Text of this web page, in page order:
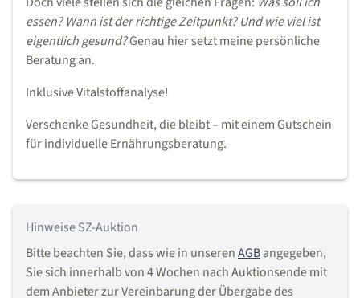
essen? Wann ist der richtige Zeitpunkt? Und wie viel ist
eigentlich gesund?Genau hier setzt meine persönliche
Beratung an.
Inklusive Vitalstoffanalyse!
Verschenke Gesundheit, die bleibt – mit einem Gutschein
für individuelle Ernährungsberatung.
Hinweise SZ-Auktion
Bitte beachten Sie, dass wie in unserenAGBangegeben,
Sie sich innerhalb von 4 Wochen nach Auktionsende mit
dem Anbieter zur Vereinbarung der Übergabe des